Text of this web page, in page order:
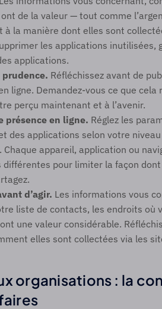
de la valeur — tout comme
à la manière dont elles sont
les applications
applications.
prudence. Réfléchissez avant de
ligne. Demandez-vous ce que
perçu maintenant et à l’avenir.
présence en ligne. Réglez les
des applications selon votre
Chaque appareil, application ou
pour limiter la façon
d’agir. Les informations vous
liste de contacts, les endroits
une valeur considérable.
elles sont collectées via les
organisations : la